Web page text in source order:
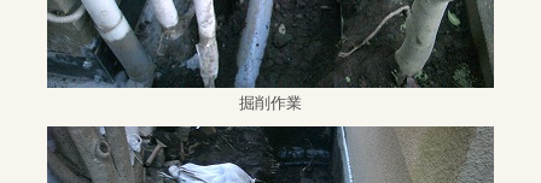
掘削作業